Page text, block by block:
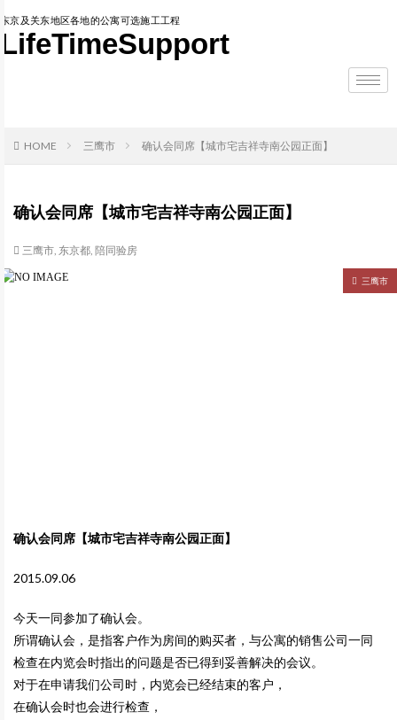
东京及关东地区各地的公寓可选施工工程
LifeTimeSupport
HOME 三鹰市 确认会同席【城市宅吉祥寺南公园正面】
确认会同席【城市宅吉祥寺南公园正面】
三鹰市, 东京都, 陪同验房
三鹰市
确认会同席【城市宅吉祥寺南公园正面】
2015.09.06
今天一同参加了确认会。
所谓确认会，是指客户作为房间的购买者，与公寓的销售公司一同
检查在内览会时指出的问题是否已得到妥善解决的会议。
对于在申请我们公司时，内览会已经结束的客户，
在确认会时也会进行检查，